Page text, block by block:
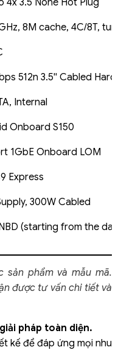
8M cache, 4C/8T,
512n 3.5'' Cabled Hard
Internal
Onboard S150
1GbE Onboard LOM
Express
300W Cabled
(starting from the
sản phẩm và mẫu mã.
được tư vấn chi tiết và
pháp toàn diện.
kế để đáp ứng mọi nhu